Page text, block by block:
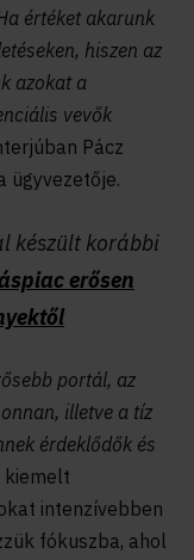
értéket akarunk
hiszen az
azokat a
vevők
Pácz
ügyvezetője.
készült korábbi
erősen
portál, az
illetve a tíz
érdeklődők és
kiemelt
intenzívebben
fókuszba, ahol